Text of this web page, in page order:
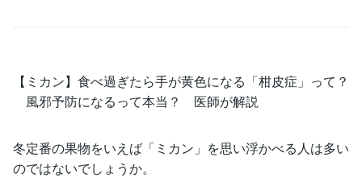
【ミカン】食べ過ぎたら手が黄色になる「柑皮症」って？
風邪予防になるって本当？ 医師が解説
冬定番の果物をいえば「ミカン」を思い浮かべる人は多い
のではないでしょうか。